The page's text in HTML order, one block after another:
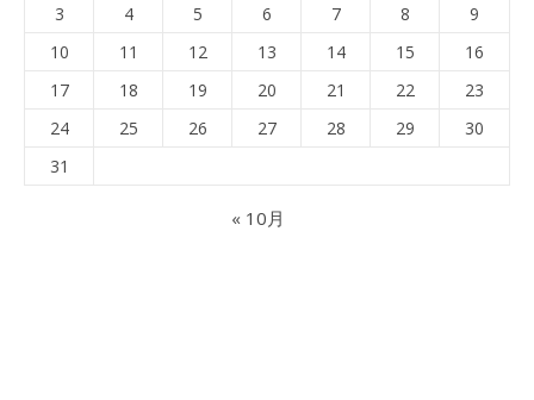
3
4 5 6 7 8
9
10
11 12 13 14 15
16
17
18 19 20 21 22
23
24
25 26 27 28 29
30
31
« 10月